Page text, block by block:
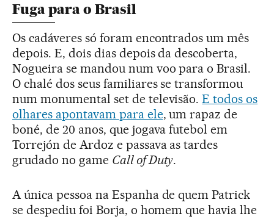
Fuga para o Brasil
Os cadáveres só foram encontrados um mês
depois. E, dois dias depois da descoberta,
Nogueira se mandou num voo para o Brasil.
O chalé dos seus familiares se transformou
num monumental set de televisão.E todos os
olhares apontavam para ele, um rapaz de
boné, de 20 anos, que jogava futebol em
Torrejón de Ardoz e passava as tardes
grudado no game Call of Duty.
A única pessoa na Espanha de quem Patrick
se despediu foi Borja, o homem que havia lhe